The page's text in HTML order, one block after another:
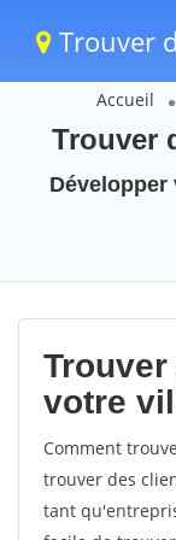
Trouver
Accueil
Trouver
Développer
votre
Comment
trouver des
tant